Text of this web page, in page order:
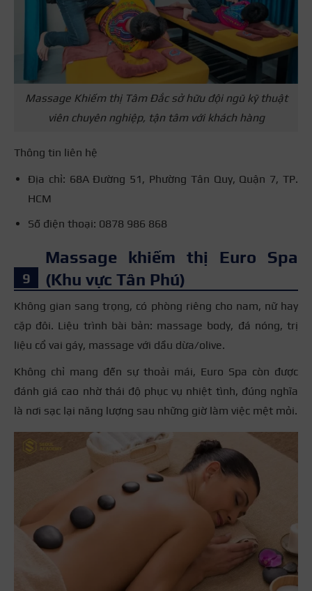
Massage Khiếm thị Tâm Đắc sở hữu đội ngũ kỹ thuật
viên chuyên nghiệp, tận tâm với khách hàng
Thông tin liên hệ
Địa chỉ: 68A Đường 51, Phường Tân Quy, Quận 7, TP.
HCM
Số điện thoại: 0878 986 868
Massage khiếm thị Euro Spa
(Khu vực Tân Phú)
Không gian sang trọng, có phòng riêng cho nam, nữ hay
cặp đôi. Liệu trình bài bản: massage body, đá nóng, trị
liệu cổ vai gáy, massage với dầu dừa/olive.
Không chỉ mang đến sự thoải mái, Euro Spa còn được
đánh giá cao nhờ thái độ phục vụ nhiệt tình, đúng nghĩa
là nơi sạc lại năng lượng sau những giờ làm việc mệt mỏi.